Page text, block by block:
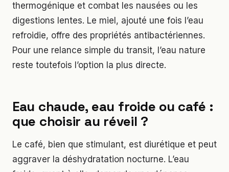
thermogénique et combat les nausées ou les
digestions lentes. Le miel, ajouté une fois l’eau
refroidie, offre des propriétés antibactériennes.
Pour une relance simple du transit, l’eau nature
reste toutefois l’option la plus directe.
Eau chaude, eau froide ou café :
que choisir au réveil ?
Le café, bien que stimulant, est diurétique et peut
aggraver la déshydratation nocturne. L’eau